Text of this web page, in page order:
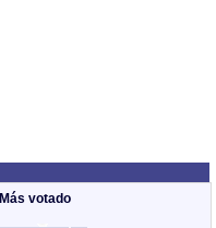
Más votado